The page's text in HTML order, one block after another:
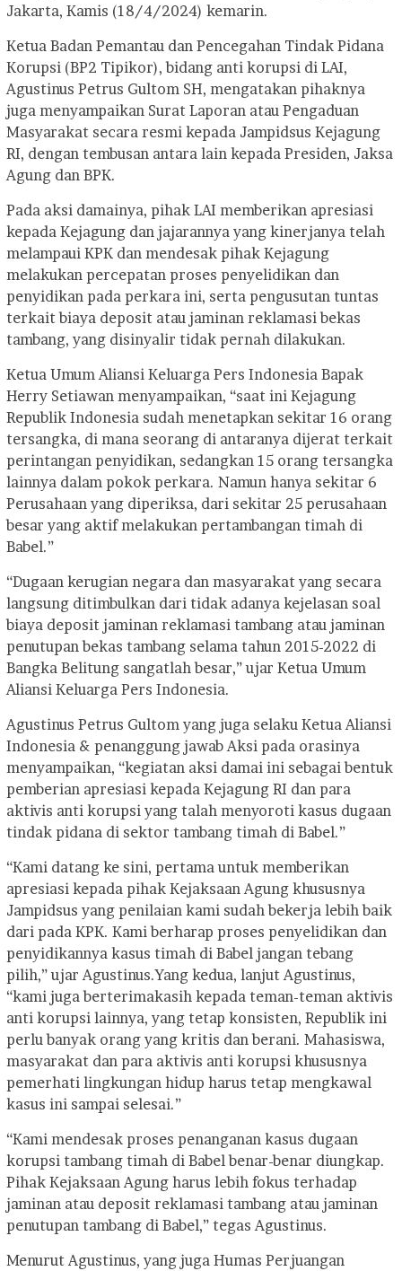
Jakarta, Kamis (18/4/2024) kemarin.
Ketua Badan Pemantau dan Pencegahan Tindak Pidana
Korupsi (BP2 Tipikor), bidang anti korupsi di LAI,
Agustinus Petrus Gultom SH, mengatakan pihaknya
juga menyampaikan Surat Laporan atau Pengaduan
Masyarakat secara resmi kepada Jampidsus Kejagung
RI, dengan tembusan antara lain kepada Presiden, Jaksa
Agung dan BPK.
Pada aksi damainya, pihak LAI memberikan apresiasi
kepada Kejagung dan jajarannya yang kinerjanya telah
melampaui KPK dan mendesak pihak Kejagung
melakukan percepatan proses penyelidikan dan
penyidikan pada perkara ini, serta pengusutan tuntas
terkait biaya deposit atau jaminan reklamasi bekas
tambang, yang disinyalir tidak pernah dilakukan.
Ketua Umum Aliansi Keluarga Pers Indonesia Bapak
Herry Setiawan menyampaikan, “saat ini Kejagung
Republik Indonesia sudah menetapkan sekitar 16 orang
tersangka, di mana seorang di antaranya dijerat terkait
perintangan penyidikan, sedangkan 15 orang tersangka
lainnya dalam pokok perkara. Namun hanya sekitar 6
Perusahaan yang diperiksa, dari sekitar 25 perusahaan
besar yang aktif melakukan pertambangan timah di
Babel.”
“Dugaan kerugian negara dan masyarakat yang secara
langsung ditimbulkan dari tidak adanya kejelasan soal
biaya deposit jaminan reklamasi tambang atau jaminan
penutupan bekas tambang selama tahun 2015-2022 di
Bangka Belitung sangatlah besar,” ujar Ketua Umum
Aliansi Keluarga Pers Indonesia.
Agustinus Petrus Gultom yang juga selaku Ketua Aliansi
Indonesia & penanggung jawab Aksi pada orasinya
menyampaikan, “kegiatan aksi damai ini sebagai bentuk
pemberian apresiasi kepada Kejagung RI dan para
aktivis anti korupsi yang talah menyoroti kasus dugaan
tindak pidana di sektor tambang timah di Babel.”
“Kami datang ke sini, pertama untuk memberikan
apresiasi kepada pihak Kejaksaan Agung khususnya
Jampidsus yang penilaian kami sudah bekerja lebih baik
dari pada KPK. Kami berharap proses penyelidikan dan
penyidikannya kasus timah di Babel jangan tebang
pilih,” ujar Agustinus.Yang kedua, lanjut Agustinus,
“kami juga berterimakasih kepada teman-teman aktivis
anti korupsi lainnya, yang tetap konsisten, Republik ini
perlu banyak orang yang kritis dan berani. Mahasiswa,
masyarakat dan para aktivis anti korupsi khususnya
pemerhati lingkungan hidup harus tetap mengkawal
kasus ini sampai selesai.”
“Kami mendesak proses penanganan kasus dugaan
korupsi tambang timah di Babel benar-benar diungkap.
Pihak Kejaksaan Agung harus lebih fokus terhadap
jaminan atau deposit reklamasi tambang atau jaminan
penutupan tambang di Babel,” tegas Agustinus.
Menurut Agustinus, yang juga Humas Perjuangan